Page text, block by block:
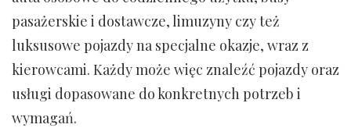
pasażerskie i dostawcze, limuzyny czy też
luksusowe pojazdy na specjalne okazje, wraz z
kierowcami. Każdy może więc znaleźć pojazdy oraz
usługi dopasowane do konkretnych potrzeb i
wymagań.